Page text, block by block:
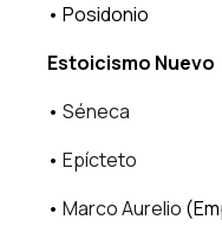
• Posidonio
Estoicismo Nuevo
• Séneca
• Epícteto
• Marco Aurelio